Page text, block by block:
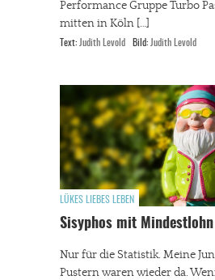
Performance Gruppe Turbo
mitten in Köln […]
Text: Judith Levold Bild: Judith Levold
LÜKES LIEBES LEBEN
Sisyphos mit Mindestlohn
Nur für die Statistik. Meine
Pustern waren wieder da.